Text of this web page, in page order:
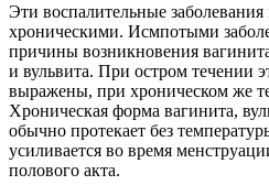
Эти воспалительные
хроническими. Исмпотыми
причины возникновения
и вульвита. При остром течении
выражены, при хроническом же
Хроническая форма вагинита,
обычно протекает без
усиливается во время
полового акта.